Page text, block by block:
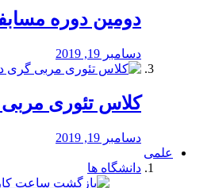
دومین دوره
دسامبر 19, 2019
کلاس تئوری مربی
دسامبر 19, 2019
علمی
دانشگاه ها